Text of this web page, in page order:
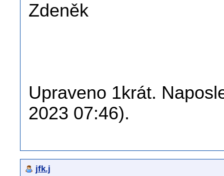
Zdeněk
Upraveno 1krát.
2023 07:46).
jfk.j